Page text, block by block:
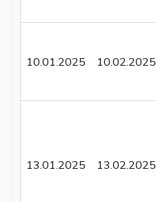
10.01.2025 10.02.2025
13.01.2025 13.02.2025